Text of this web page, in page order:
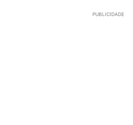
PUBLICIDADE